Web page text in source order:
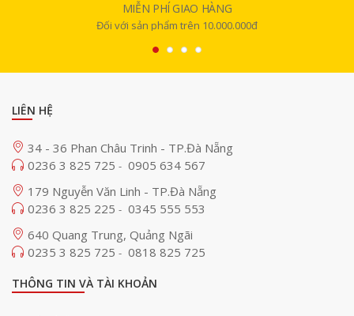
MIỄN PHÍ GIAO HÀNG
Đối với sản phẩm trên 10.000.000đ
LIÊN HỆ
34 - 36 Phan Châu Trinh - TP.Đà Nẵng
0236 3 825 725 - 0905 634 567
179 Nguyễn Văn Linh - TP.Đà Nẵng
0236 3 825 225 - 0345 555 553
640 Quang Trung, Quảng Ngãi
0235 3 825 725 - 0818 825 725
THÔNG TIN VÀ TÀI KHOẢN